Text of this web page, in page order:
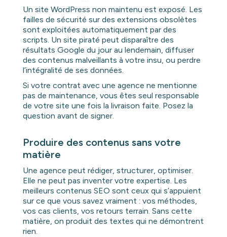
Un site WordPress non maintenu est exposé. Les
failles de sécurité sur des extensions obsolètes
sont exploitées automatiquement par des
scripts. Un site piraté peut disparaître des
résultats Google du jour au lendemain, diffuser
des contenus malveillants à votre insu, ou perdre
l’intégralité de ses données.
Si votre contrat avec une agence ne mentionne
pas de maintenance, vous êtes seul responsable
de votre site une fois la livraison faite. Posez la
question avant de signer.
Produire des contenus sans votre
matière
Une agence peut rédiger, structurer, optimiser.
Elle ne peut pas inventer votre expertise. Les
meilleurs contenus SEO sont ceux qui s’appuient
sur ce que vous savez vraiment : vos méthodes,
vos cas clients, vos retours terrain. Sans cette
matière, on produit des textes qui ne démontrent
rien.